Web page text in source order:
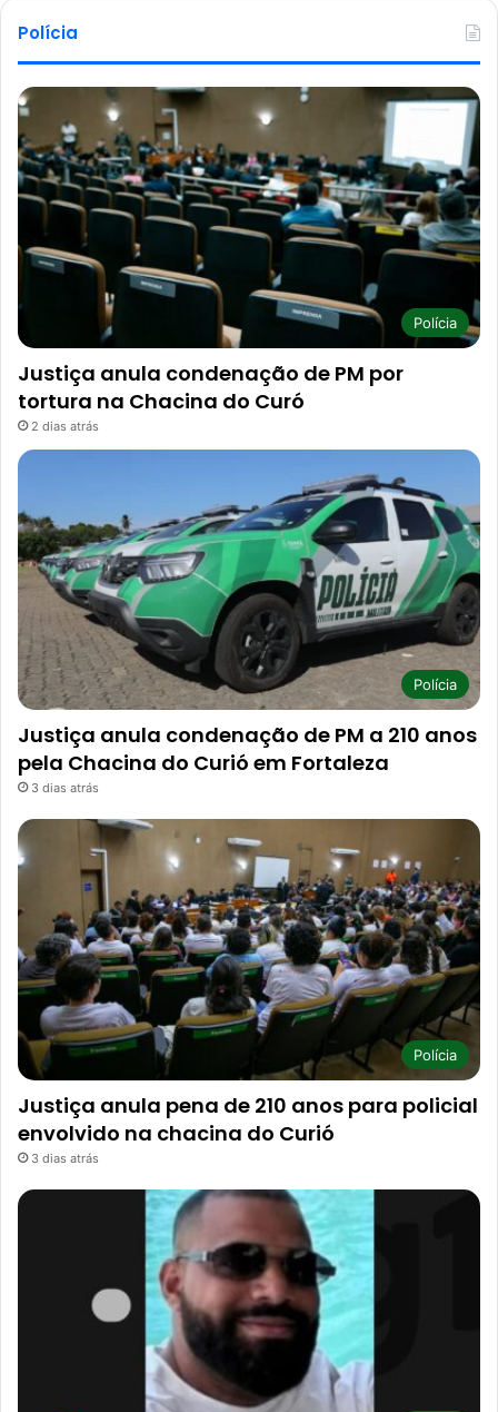
Polícia
Polícia
Justiça anula condenação de PM por
tortura na Chacina do Curó
2 dias atrás
Polícia
Justiça anula condenação de PM a 210 anos
pela Chacina do Curió em Fortaleza
3 dias atrás
Polícia
Justiça anula pena de 210 anos para policial
envolvido na chacina do Curió
3 dias atrás